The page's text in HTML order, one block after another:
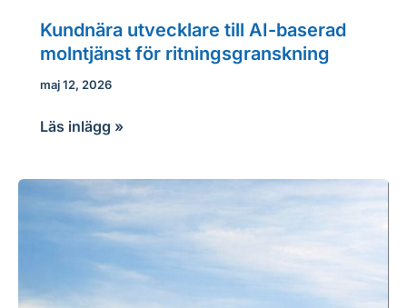
Kundnära utvecklare till AI-baserad
molntjänst för ritningsgranskning
maj 12, 2026
Kundnära
molntjänst
ritningsgranskning
Läs inlägg »